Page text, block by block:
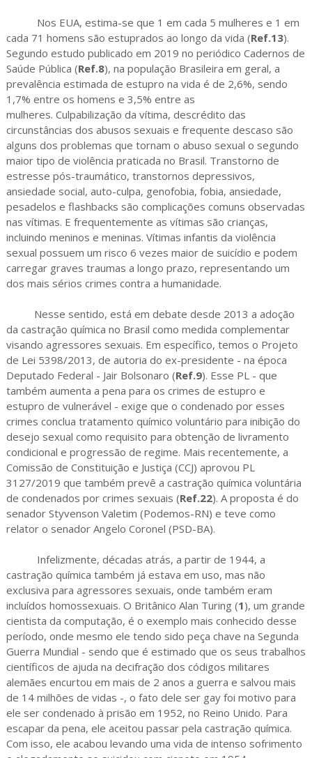
Nos EUA, estima-se que 1 em cada 5 mulheres e 1 em
cada 71 homens são estuprados ao longo da vida (Ref.13).
Segundo estudo publicado em 2019 no periódico Cadernos de
Saúde Pública (Ref.8), na população Brasileira em geral, a
prevalência estimada de estupro na vida é de 2,6%, sendo
1,7% entre os homens e 3,5% entre as
mulheres. Culpabilização da vítima, descrédito das
circunstâncias dos abusos sexuais e frequente descaso são
alguns dos problemas que tornam o abuso sexual o segundo
maior tipo de violência praticada no Brasil. Transtorno de
estresse pós-traumático, transtornos depressivos,
ansiedade social, auto-culpa, genofobia, fobia, ansiedade,
pesadelos e flashbacks são complicações comuns observadas
nas vítimas. E frequentemente as vítimas são crianças,
incluindo meninos e meninas. Vítimas infantis da violência
sexual possuem um risco 6 vezes maior de suicídio e podem
carregar graves traumas a longo prazo, representando um
dos mais sérios crimes contra a humanidade.
Nesse sentido, está em debate desde 2013 a adoção
da castração química no Brasil como medida complementar
visando agressores sexuais. Em específico, temos o Projeto
de Lei 5398/2013, de autoria do ex-presidente - na época
Deputado Federal - Jair Bolsonaro (Ref.9). Esse PL - que
também aumenta a pena para os crimes de estupro e
estupro de vulnerável - exige que o condenado por esses
crimes conclua tratamento químico voluntário para inibição do
desejo sexual como requisito para obtenção de livramento
condicional e progressão de regime. Mais recentemente, a
Comissão de Constituição e Justiça (CCJ) aprovou PL
3127/2019 que também prevê a castração química voluntária
de condenados por crimes sexuais (Ref.22). A proposta é do
senador Styvenson Valetim (Podemos-RN) e teve como
relator o senador Angelo Coronel (PSD-BA).
Infelizmente, décadas atrás, a partir de 1944, a
castração química também já estava em uso, mas não
exclusiva para agressores sexuais, onde também eram
incluídos homossexuais. O Britânico Alan Turing (1), um grande
cientista da computação, é o exemplo mais conhecido desse
período, onde mesmo ele tendo sido peça chave na Segunda
Guerra Mundial - sendo que é estimado que os seus trabalhos
científicos de ajuda na decifração dos códigos militares
alemães encurtou em mais de 2 anos a guerra e salvou mais
de 14 milhões de vidas -, o fato dele ser gay foi motivo para
ele ser condenado à prisão em 1952, no Reino Unido. Para
escapar da pena, ele aceitou passar pela castração química.
Com isso, ele acabou levando uma vida de intenso sofrimento